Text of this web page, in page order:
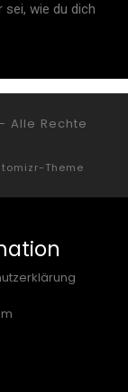
sei, wie du dich
Alle Rechte
Theme